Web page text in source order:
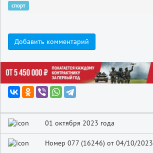
спорт
Добавить комментарий
01 октября 2023 года
Номер 077 (16246) от 04/10/2023